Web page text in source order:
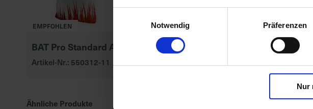
Notwendig
Präferenzen
Nur
EMPFOHLEN
BAT Pro Standard AII
Artikel-Nr.: 550312-11
SY Floretta
Ähnliche Produkte